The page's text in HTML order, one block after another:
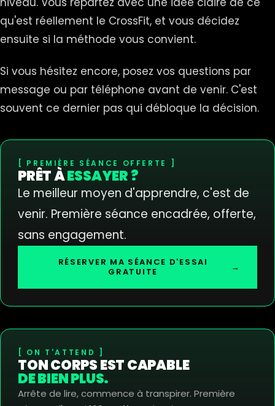
qu'est réellement le CrossFit, et vous décidez
ensuite si la méthode vous convient.
Si vous hésitez encore, posez vos questions par
message ou par téléphone avant de venir. C'est
souvent ce dernier pas qui débloque la décision.
PREMIÈRE SÉANCE OFFERTE
PRÊT ÀESSAYER ?
Le meilleur moyen d'apprendre, c'est de
venir. Première séance encadrée, offerte,
sans engagement.
RÉSERVER MA SÉANCE D'ESSAI
GRATUITE
→
ON T'ATTEND
TON CORPS EST CAPABLE
DE BIEN PLUS.
Arrête de lire, commence à transpirer. Première